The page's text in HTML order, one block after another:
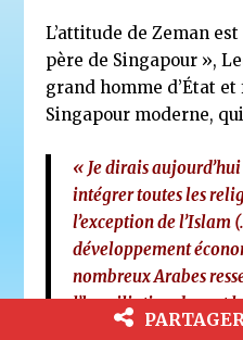
L’attitude de Zeman
père de Singapour »,
grand homme d’État
Singapour moderne,
« Je dirais
intégrer toutes les
l’exception de l’Islam
développement
nombreux Arabes
l’humiliation devant
autrefois glorieuse (le